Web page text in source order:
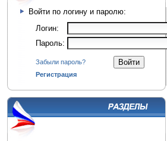
Войти по логину и паролю:
Логин:
Пароль:
Забыли пароль?
Регистрация